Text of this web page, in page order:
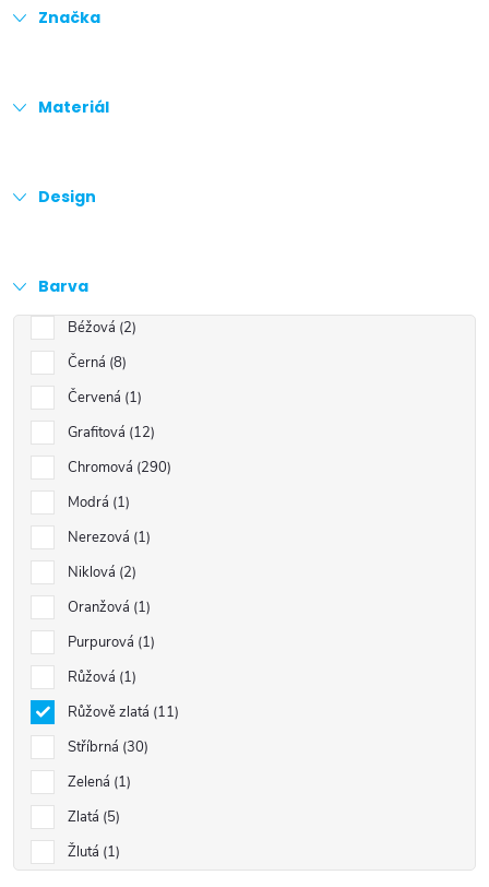
Značka
Materiál
Design
Barva
Béžová 2
Černá 8
Červená 1
Grafitová 12
Chromová 290
Modrá 1
Nerezová 1
Niklová 2
Oranžová 1
Purpurová 1
Růžová 1
Růžově zlatá 11
Stříbrná 30
Zelená 1
Zlatá 5
Žlutá 1